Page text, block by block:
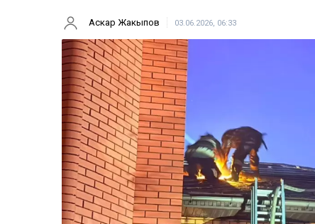
Аскар Жакыпов 03.06.2026, 06:33